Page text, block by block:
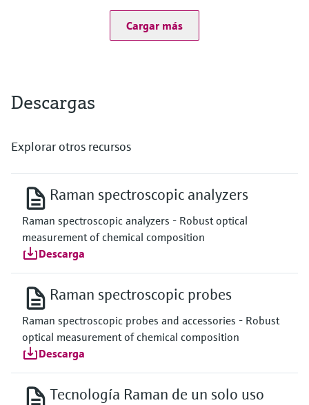
Cargar más
Descargas
Explorar otros recursos
Raman spectroscopic analyzers
Raman spectroscopic analyzers - Robust optical
measurement of chemical composition
Descarga
Raman spectroscopic probes
Raman spectroscopic probes and accessories - Robust
optical measurement of chemical composition
Descarga
Tecnología Raman de un solo uso